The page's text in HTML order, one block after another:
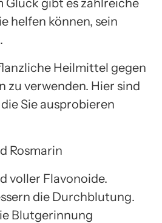
Glück gibt es zahlreiche
helfen können, sein
Heilmittel gegen
zu verwenden. Hier sind
Sie ausprobieren
Rosmarin
voller Flavonoide.
die Durchblutung.
Blutgerinnung